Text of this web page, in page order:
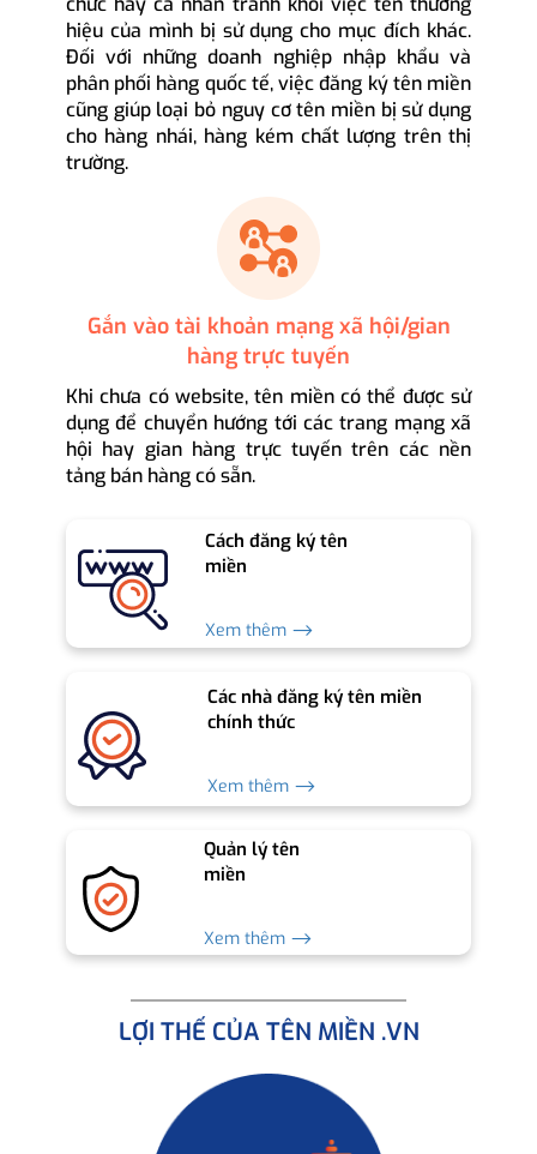
hiệu của mình bị sử dụng cho mục đích khác.
Đối với những doanh nghiệp nhập khẩu và
phân phối hàng quốc tế, việc đăng ký tên miền
cũng giúp loại bỏ nguy cơ tên miền bị sử dụng
cho hàng nhái, hàng kém chất lượng trên thị
trường.
Gắn vào tài khoản mạng xã hội/gian
hàng trực tuyến
Khi chưa có website, tên miền có thể được sử
dụng để chuyển hướng tới các trang mạng xã
hội hay gian hàng trực tuyến trên các nền
tảng bán hàng có sẵn.
Cách đăng ký tên
miền
Xem thêm ⟶
Các nhà đăng ký tên miền
chính thức
Xem thêm ⟶
Quản lý tên
miền
Xem thêm ⟶
LỢI THẾ CỦA TÊN MIỀN .VN